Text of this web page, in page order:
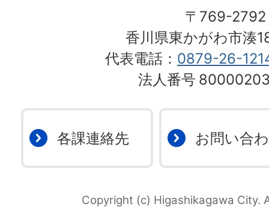
〒769-2792
香川県東かがわ市湊
代表電話： 0879-26-
法人番号
各課連絡先 お問い合
Copyright (c) Higashikagawa City.